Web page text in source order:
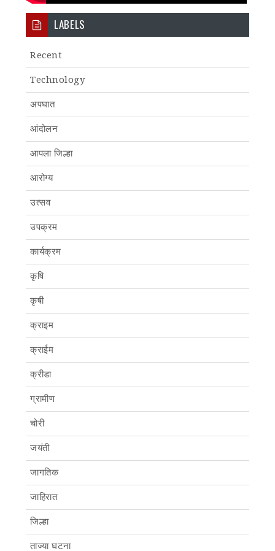
LABELS
Recent
Technology
अपघात
आंदोलन
आपला जिल्हा
आरोग्य
उत्सव
उपक्रम
कार्यक्रम
कृषि
कृषी
क्राइम
क्राईम
क्रीडा
ग्रामीण
चोरी
जयंती
जागतिक
जाहिरात
जिल्हा
ताज्या घटना